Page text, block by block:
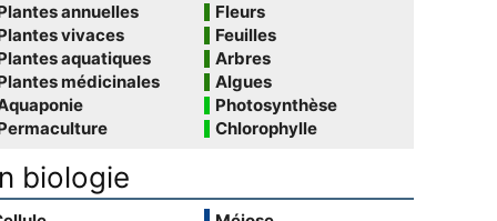
annuelles
vivaces
aquatiques
médicinales
Fleurs
Feuilles
Arbres
Algues
Photosynthèse
Chlorophylle
biologie